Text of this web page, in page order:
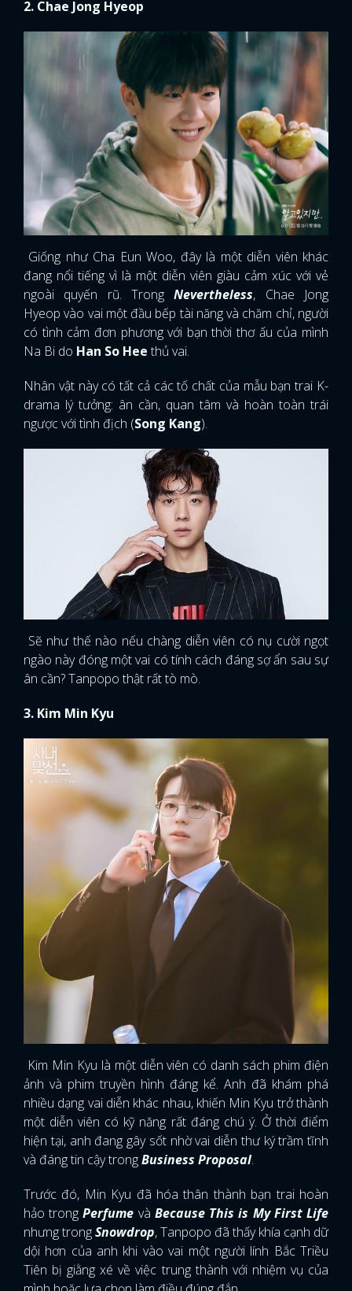
2. Chae Jong Hyeop
Giống như Cha Eun Woo, đây là một diễn viên khác
đang nổi tiếng vì là một diễn viên giàu cảm xúc với vẻ
ngoài quyến rũ. TrongNevertheless, Chae Jong
Hyeop vào vai một đầu bếp tài năng và chăm chỉ, người
có tình cảm đơn phương với bạn thời thơ ấu của mình
Na Bi do Han So Hee thủ vai.
Nhân vật này có tất cả các tố chất của mẫu bạn trai K-
drama lý tưởng: ân cần, quan tâm và hoàn toàn trái
ngược với tình địch (Song Kang).
Sẽ như thế nào nếu chàng diễn viên có nụ cười ngọt
ngào này đóng một vai có tính cách đáng sợ ẩn sau sự
ân cần? Tanpopo thật rất tò mò.
3. Kim Min Kyu
Kim Min Kyu là một diễn viên có danh sách phim điện
ảnh và phim truyền hình đáng kể. Anh đã khám phá
nhiều dạng vai diễn khác nhau, khiến Min Kyu trở thành
một diễn viên có kỹ năng rất đáng chú ý. Ở thời điểm
hiện tại, anh đang gây sốt nhờ vai diễn thư ký trầm tĩnh
và đáng tin cậy trongBusiness Proposal.
Trước đó, Min Kyu đã hóa thân thành bạn trai hoàn
hảo trongPerfume và Because This is My First Life
nhưng trongSnowdrop, Tanpopo đã thấy khía cạnh dữ
dội hơn của anh khi vào vai một người lính Bắc Triều
Tiên bị giằng xé về việc trung thành với nhiệm vụ của